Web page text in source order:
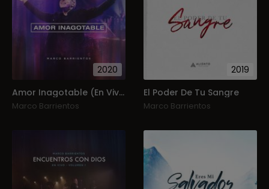
2020
Amor Inagotable (En Vivo)
Marco Barrientos
2019
El Poder De Tu Sangre
Marco Barrientos